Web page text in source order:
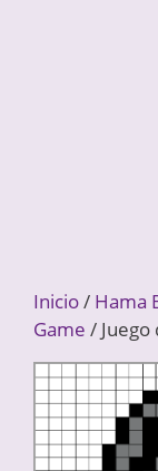
Inicio/ Hama
Game / Juego